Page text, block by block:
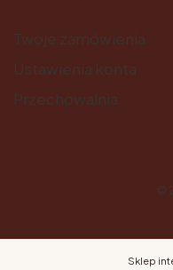
Sklep